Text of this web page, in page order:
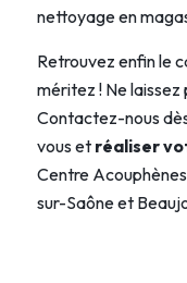
nettoyage en
Retrouvez enfin le
méritez ! Ne laissez
Contactez-nous
vous et réaliser
Centre
sur-Saône et